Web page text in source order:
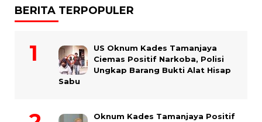
BERITA TERPOPULER
US Oknum Kades Tamanjaya
Ciemas Positif Narkoba, Polisi
Ungkap Barang Bukti Alat Hisap
Sabu
Oknum Kades Tamanjaya Positif